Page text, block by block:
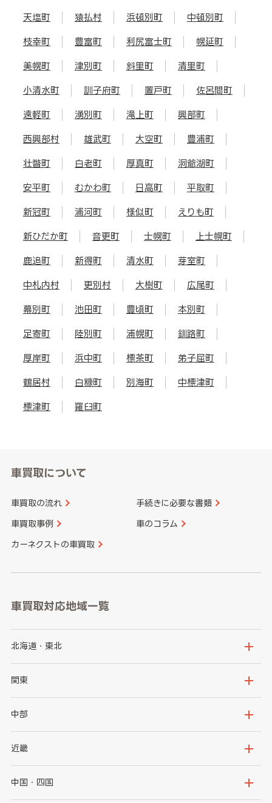
天塩町 猿払村 浜頓別町 中頓別町
枝幸町 豊富町 利尻富士町 幌延町
美幌町 津別町 斜里町 清里町
小清水町 訓子府町 置戸町 佐呂間町
遠軽町 湧別町 滝上町 興部町
西興部村 雄武町 大空町 豊浦町
壮瞥町 白老町 厚真町 洞爺湖町
安平町 むかわ町 日高町 平取町
新冠町 浦河町 様似町 えりも町
新ひだか町 音更町 士幌町 上士幌町
鹿追町 新得町 清水町 芽室町
中札内村 更別村 大樹町 広尾町
幕別町 池田町 豊頃町 本別町
足寄町 陸別町 浦幌町 釧路町
厚岸町 浜中町 標茶町 弟子屈町
鶴居村 白糠町 別海町 中標津町
標津町 羅臼町
車買取について
車買取の流れ 手続きに必要な書類
車買取事例 車のコラム
カーネクストの車買取
車買取対応地域一覧
北海道・東北
北海道
岩手県
秋田県
関東
茨城県
群馬県
千葉県
中部
新潟県
石川県
近畿
大阪府
中国・四国